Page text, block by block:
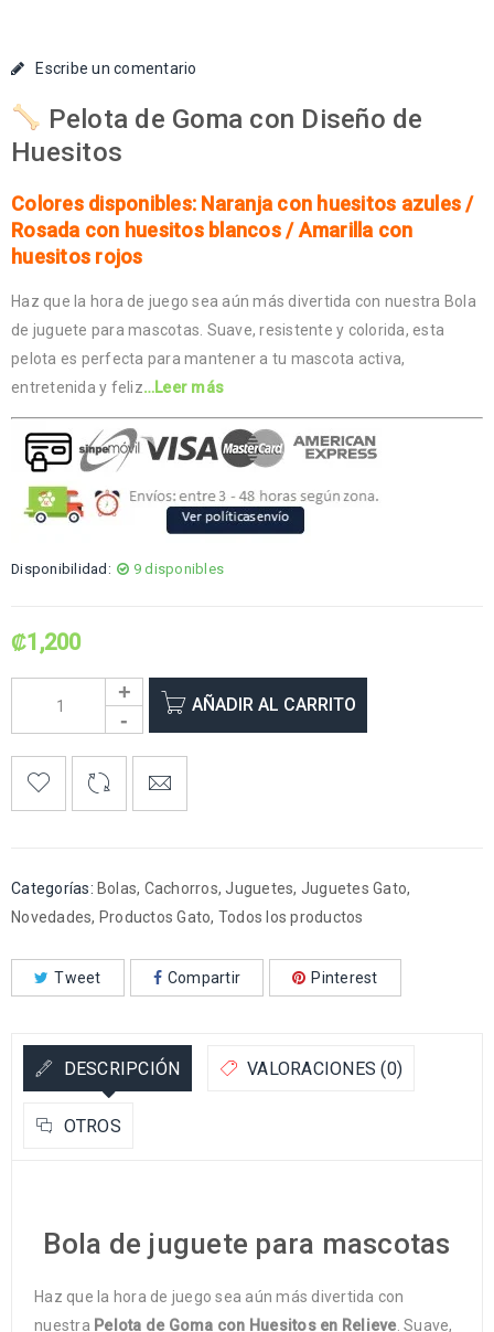
Escribe un comentario
Pelota de Goma con Diseño de
Huesitos
Colores disponibles: Naranja con huesitos azules /
Rosada con huesitos blancos / Amarilla con
huesitos rojos
Haz que la hora de juego sea aún más divertida con nuestra Bola
de juguete para mascotas. Suave, resistente y colorida, esta
pelota es perfecta para mantener a tu mascota activa,
entretenida y feliz…Leer más
Disponibilidad: 9 disponibles
₡1,200
AÑADIR AL CARRITO
Categorías: Bolas, Cachorros,Juguetes, Juguetes Gato,
Novedades, Productos Gato, Todos los productos
Tweet Compartir Pinterest
DESCRIPCIÓN VALORACIONES (0)
OTROS
Bola de juguete para mascotas
Haz que la hora de juego sea aún más divertida con
nuestra Pelota de Goma con Huesitos en Relieve. Suave,